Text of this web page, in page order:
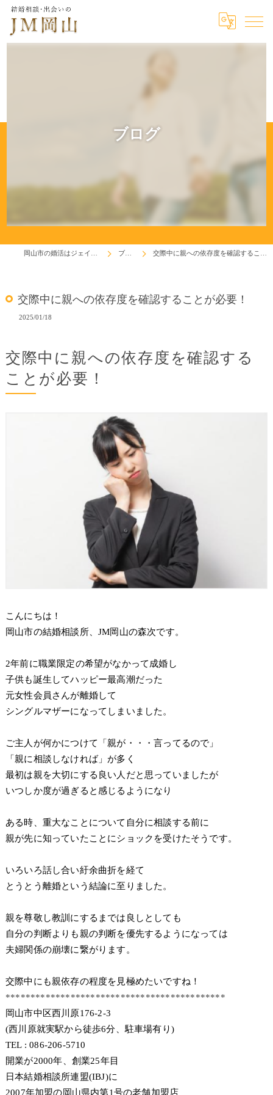
ブログ
ブログ 交際中に親への依存度を確認することが必要！
交際中に親への依存度を確認することが必要！
2025/01/18
交際中に親への依存度を確認する
ことが必要！
こんにちは！
岡山市の結婚相談所、JM岡山の森次です。
2年前に職業限定の希望がなかって成婚し
子供も誕生してハッピー最高潮だった
元女性会員さんが離婚して
シングルマザーになってしまいました。
ご主人が何かにつけて「親が・・・言ってるので」
「親に相談しなければ」が多く
最初は親を大切にする良い人だと思っていましたが
いつしか度が過ぎると感じるようになり
ある時、重大なことについて自分に相談する前に
親が先に知っていたことにショックを受けたそうです。
いろいろ話し合い紆余曲折を経て
とうとう離婚という結論に至りました。
親を尊敬し教訓にするまでは良しとしても
自分の判断よりも親の判断を優先するようになっては
夫婦関係の崩壊に繋がります。
交際中にも親依存の程度を見極めたいですね！
********************************************
岡山市中区西川原176-2-3
(西川原就実駅から徒歩6分、駐車場有り)
TEL : 086-206-5710
開業が2000年、創業25年目
日本結婚相談所連盟(IBJ)に
2007年加盟の岡山県内第1号の老舗加盟店